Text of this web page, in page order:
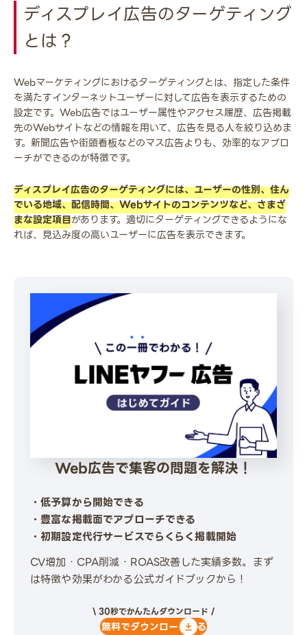
ディスプレイ広告のターゲティング
とは？
Webマーケティングにおけるターゲティングとは、指定した条件
を満たすインターネットユーザーに対して広告を表示するための
設定です。Web広告ではユーザー属性やアクセス履歴、広告掲載
先のWebサイトなどの情報を用いて、広告を見る人を絞り込めま
す。新聞広告や街頭看板などのマス広告よりも、効率的なアプロ
ーチができるのが特徴です。
ディスプレイ広告のターゲティングには、ユーザーの性別、住ん
でいる地域、配信時間、Webサイトのコンテンツなど、さまざ
まな設定項目があります。適切にターゲティングできるようにな
れば、見込み度の高いユーザーに広告を表示できます。
Web広告で集客の問題を解決！
・低予算から開始できる
・豊富な掲載面でアプローチできる
・初期設定代行サービスでらくらく掲載開始
CV増加・CPA削減・ROAS改善した実績多数。まず
は特徴や効果がわかる公式ガイドブックから！
\ 30秒でかんたんダウンロード /
無料でダウンロードする